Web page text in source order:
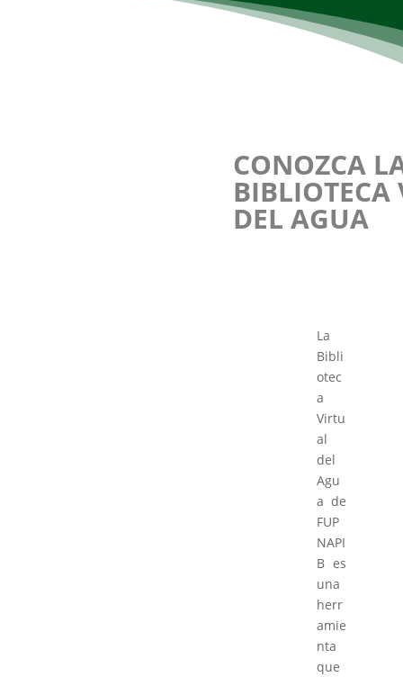
CONOZCA
BIBLIOTECA
DEL AGUA
La
Bibli
otec
a
Virtu
al
del
Agu
a de
FUP
NAPI
B es
una
herr
amie
nta
que